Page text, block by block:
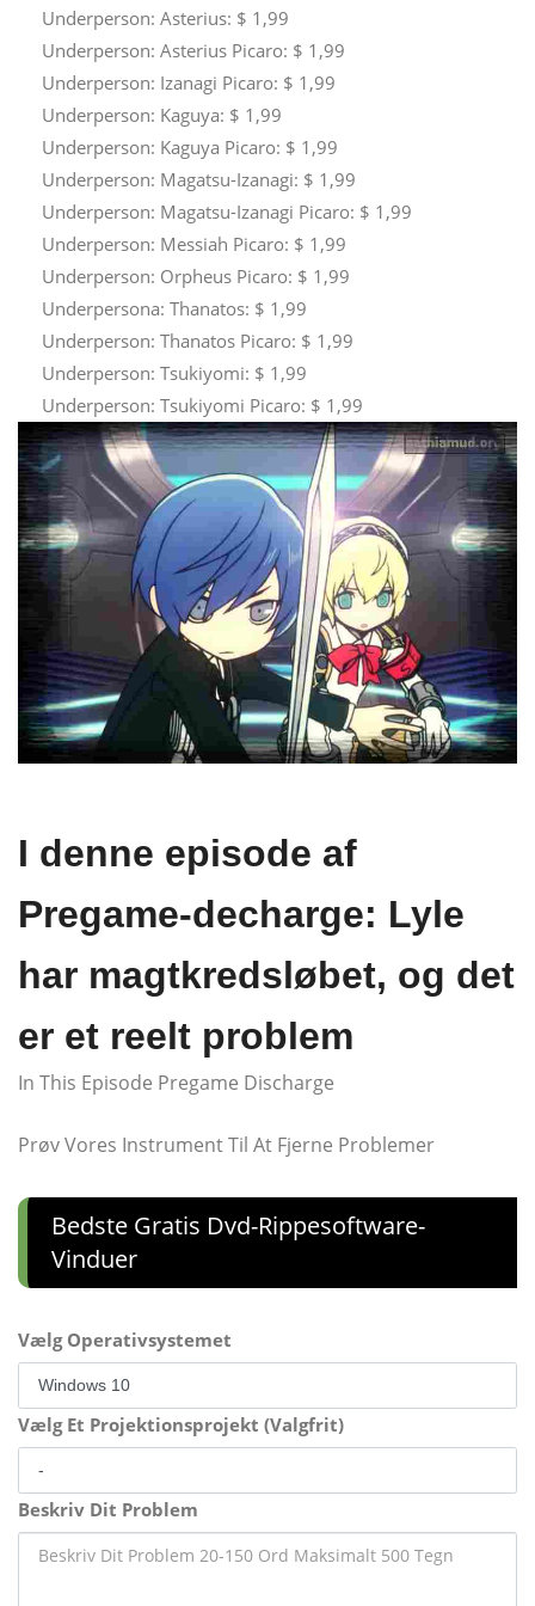
Underperson: Asterius: $ 1,99
Underperson: Asterius Picaro: $ 1,99
Underperson: Izanagi Picaro: $ 1,99
Underperson: Kaguya: $ 1,99
Underperson: Kaguya Picaro: $ 1,99
Underperson: Magatsu-Izanagi: $ 1,99
Underperson: Magatsu-Izanagi Picaro: $ 1,99
Underperson: Messiah Picaro: $ 1,99
Underperson: Orpheus Picaro: $ 1,99
Underpersona: Thanatos: $ 1,99
Underperson: Thanatos Picaro: $ 1,99
Underperson: Tsukiyomi: $ 1,99
Underperson: Tsukiyomi Picaro: $ 1,99
I denne episode af
Pregame-decharge: Lyle
har magtkredsløbet, og det
er et reelt problem
In This Episode Pregame Discharge
Prøv Vores Instrument Til At Fjerne Problemer
Bedste Gratis Dvd-Rippesoftware-
Vinduer
Vælg Operativsystemet
Vælg Et Projektionsprojekt (Valgfrit)
Beskriv Dit Problem